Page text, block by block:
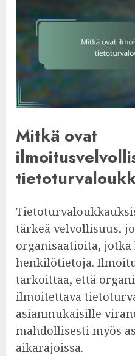
Mitkä ovat
tärkeä velvollisuus,
organisaatioita, jotka
henkilötietoja.
tarkoittaa, että
ilmoitettava
asianmukaisille
mahdollisesti myös
aikarajoissa.